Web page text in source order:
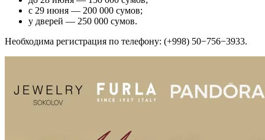
с 29 июня — 200 000 сумов;
у дверей — 250 000 сумов.
Необходима регистрация по телефону: (+998) 50−756−3933.